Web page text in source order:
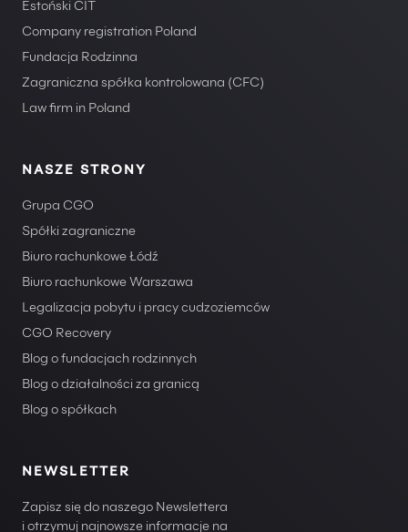
Estoński CIT
Company registration Poland
Fundacja Rodzinna
Zagraniczna spółka kontrolowana (CFC)
Law firm in Poland
NASZE STRONY
Grupa CGO
Spółki zagraniczne
Biuro rachunkowe Łódź
Biuro rachunkowe Warszawa
Legalizacja pobytu i pracy cudzoziemców
CGO Recovery
Blog o fundacjach rodzinnych
Blog o działalności za granicą
Blog o spółkach
NEWSLETTER
Zapisz się do naszego Newslettera
i otrzymuj najnowsze informacje na